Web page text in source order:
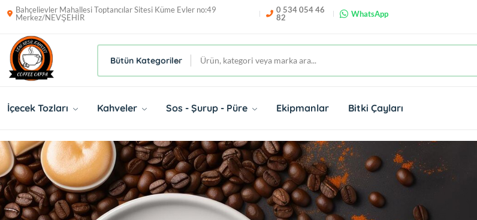
Bahçelievler Mahallesi Toptancılar Sitesi Küme Evler no:49
Merkez/NEVŞEHİR
0 534 054 46
82
WhatsApp
Bütün Kategoriler
İçecek Tozları Kahveler Sos - Şurup - Püre Ekipmanlar Bitki Çayları